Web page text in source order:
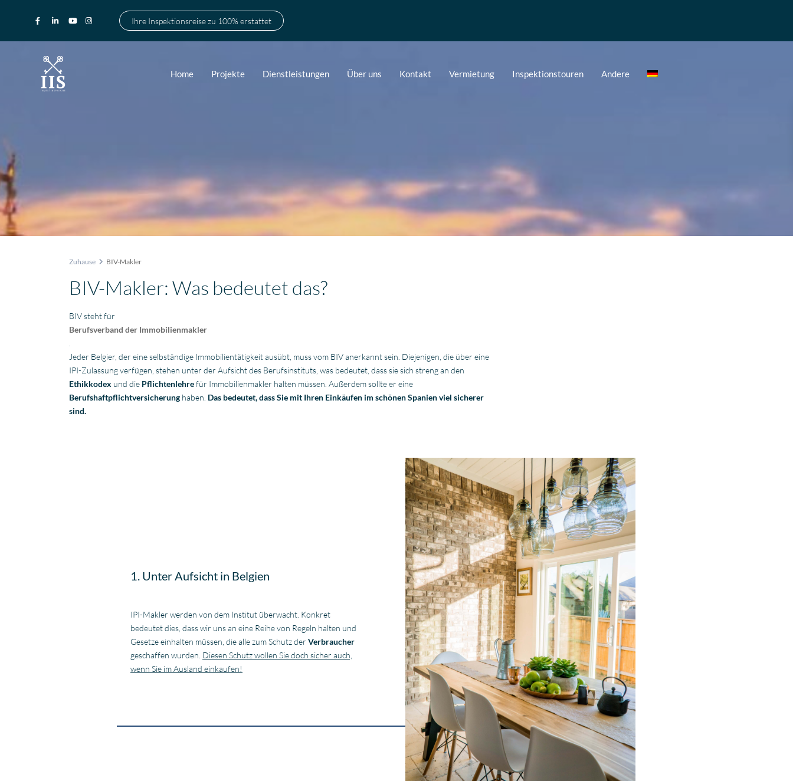
Ihre Inspektionsreise zu 100% erstattet
Home Projekte Dienstleistungen Über uns Kontakt Vermietung Inspektionstouren Andere
Zuhause BIV-Makler
BIV-Makler: Was bedeutet das?
BIV steht für
Berufsverband der Immobilienmakler
Jeder Belgier, der eine selbständige Immobilientätigkeit ausübt, muss vom BIV anerkannt sein. Diejenigen, die über eine
IPI-Zulassung verfügen, stehen unter der Aufsicht des Berufsinstituts, was bedeutet, dass sie sich streng an den
Ethikkodex und die Pflichtenlehrefür Immobilienmakler halten müssen. Außerdem sollte er eine
Berufshaftpflichtversicherung haben. Das bedeutet, dass Sie mit Ihren Einkäufen im schönen Spanien viel sicherer
sind.
1. Unter Aufsicht in Belgien
IPI-Makler werden von dem Institut überwacht. Konkret
bedeutet dies, dass wir uns an eine Reihe von Regeln halten und
Gesetze einhalten müssen, die alle zum Schutz der Verbraucher
geschaffen wurden. Diesen Schutz wollen Sie doch sicher auch,
wenn Sie im Ausland einkaufen!